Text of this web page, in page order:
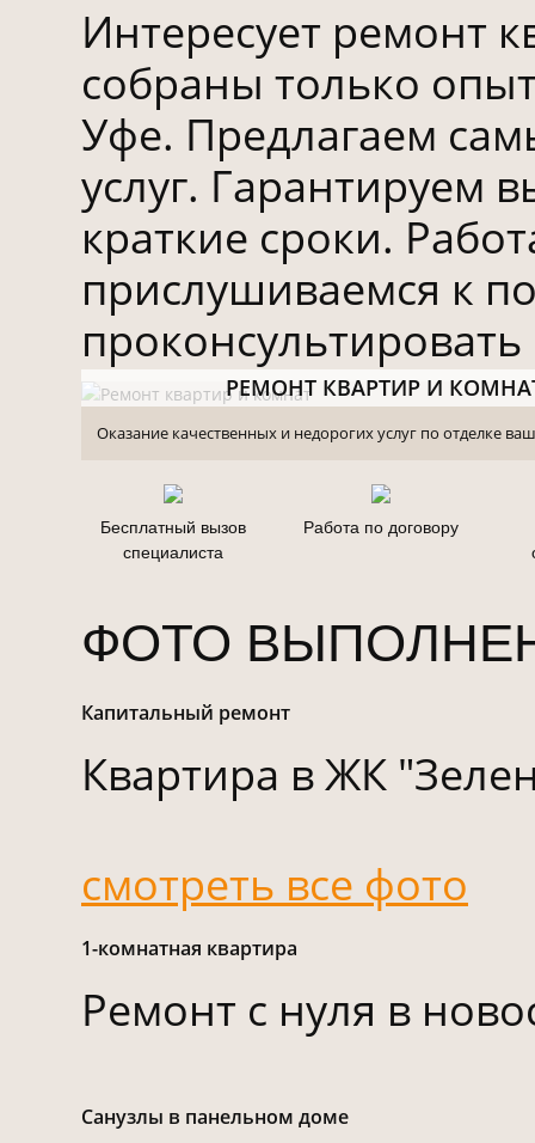
Интересует ремонт
собраны только
Уфе. Предлагаем
услуг. Гарантируем
краткие сроки.
прислушиваемся к
РЕМОНТ КВАРТИР И
Оказание качественных и недорогих услуг по отделке
Бесплатный вызов
специалиста
Работа по договору
ФОТО
Капитальный ремонт
Квартира в ЖК
смотреть все фото
1-комнатная квартира
Ремонт с нуля в
Санузлы в панельном доме